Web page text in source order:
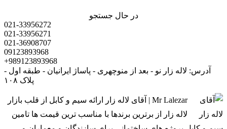
در حال جستجو
021-33956272
021-33956271
021-36908707
09123893968
+989123893968
آدرس: لاله زار نو - بعد از منوچهری - پاساژ ایرانیان - طبقه اول -
پلاک ۱۰۸
Mr Lalezar | آقای لاله زار ارائه سیم و کابل از قلب بازار
لاله زار از برترین برندها با مناسب ترین قیمت ها تامین